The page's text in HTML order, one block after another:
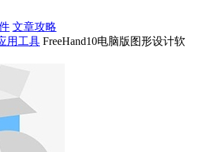
文章攻略
用工具 FreeHand10电脑版图形设计软